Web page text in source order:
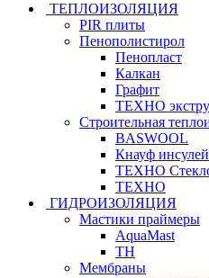
ТЕПЛОИЗОЛЯЦИЯ
PIR плиты
Пенополистирол
Пенопласт
Калкан
Графит
ТЕХНО
Строительная
BASWOOL
Кнауф
ТЕХНО
ТЕХНО
ГИДРОИЗОЛЯЦИЯ
Мастики праймеры
AquaMast
ТН
Мембраны